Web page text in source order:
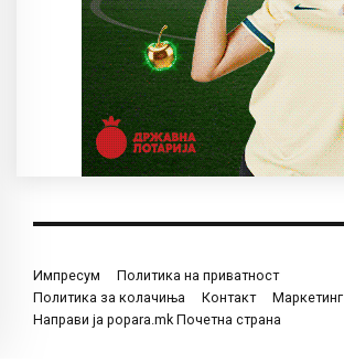
Импресум
Политика на приватност
Политика за колачиња
Контакт
Маркетинг
Направи ја popara.mk Почетна страна